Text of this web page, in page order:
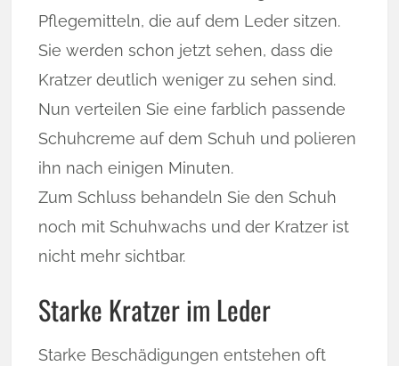
Pflegemitteln, die auf dem Leder sitzen.
Sie werden schon jetzt sehen, dass die
Kratzer deutlich weniger zu sehen sind.
Nun verteilen Sie eine farblich passende
Schuhcreme auf dem Schuh und polieren
ihn nach einigen Minuten.
Zum Schluss behandeln Sie den Schuh
noch mit Schuhwachs und der Kratzer ist
nicht mehr sichtbar.
Starke Kratzer im Leder
Starke Beschädigungen entstehen oft